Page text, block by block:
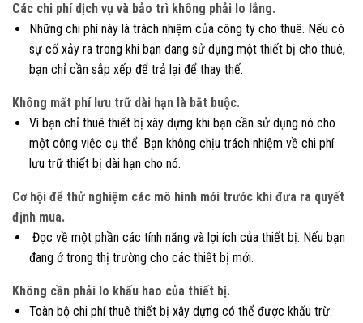
Các chi phí dịch vụ và bảo trì không phải lo lắng.
Những chi phí này là trách nhiệm của công ty cho thuê. Nếu có
sự cố xảy ra trong khi bạn đang sử dụng một thiết bị cho thuê,
bạn chỉ cần sắp xếp để trả lại để thay thế.
Không mất phí lưu trữ dài hạn là bắt buộc.
Vì bạn chỉ thuê thiết bị xây dựng khi bạn cần sử dụng nó cho
một công việc cụ thể. Bạn không chịu trách nhiệm về chi phí
lưu trữ thiết bị dài hạn cho nó.
Cơ hội để thử nghiệm các mô hình mới trước khi đưa ra quyết
định mua.
Đọc về một phần các tính năng và lợi ích của thiết bị. Nếu bạn
đang ở trong thị trường cho các thiết bị mới.
Không cần phải lo khấu hao của thiết bị.
Toàn bộ chi phí thuê thiết bị xây dựng có thể được khấu trừ.